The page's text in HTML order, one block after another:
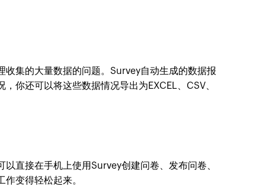
集的大量数据的问题。Survey自动生成的数据报
你还可以将这些数据情况导出为EXCEL、CSV、
直接在手机上使用Survey创建问卷、发布问卷、
变得轻松起来。